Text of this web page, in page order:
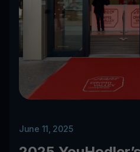
June 11, 2025